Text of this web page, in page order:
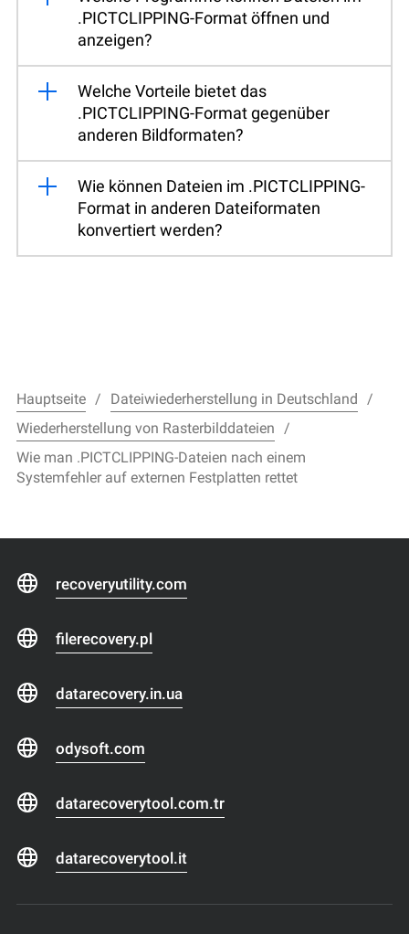
.PICTCLIPPING-Format öffnen und
anzeigen?
Welche Vorteile bietet das
.PICTCLIPPING-Format gegenüber
anderen Bildformaten?
Wie können Dateien im .PICTCLIPPING-
Format in anderen Dateiformaten
konvertiert werden?
Hauptseite
Dateiwiederherstellung in Deutschland
Wiederherstellung von Rasterbilddateien
Wie man .PICTCLIPPING-Dateien nach einem
Systemfehler auf externen Festplatten rettet
recoveryutility.com
filerecovery.pl
datarecovery.in.ua
odysoft.com
datarecoverytool.com.tr
datarecoverytool.it